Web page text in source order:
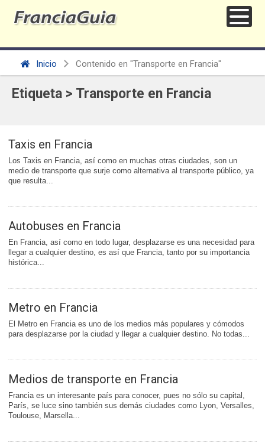
Inicio Contenido en "Transporte en Francia"
Etiqueta > Transporte en Francia
Taxis en Francia
Los Taxis en Francia, así como en muchas otras ciudades, son un
medio de transporte que surje como alternativa al transporte público, ya
que resulta...
Autobuses en Francia
En Francia, así como en todo lugar, desplazarse es una necesidad para
llegar a cualquier destino, es así que Francia, tanto por su importancia
histórica...
Metro en Francia
El Metro en Francia es uno de los medios más populares y cómodos
para desplazarse por la ciudad y llegar a cualquier destino. No todas...
Medios de transporte en Francia
Francia es un interesante país para conocer, pues no sólo su capital,
París, se luce sino también sus demás ciudades como Lyon, Versalles,
Toulouse, Marsella...